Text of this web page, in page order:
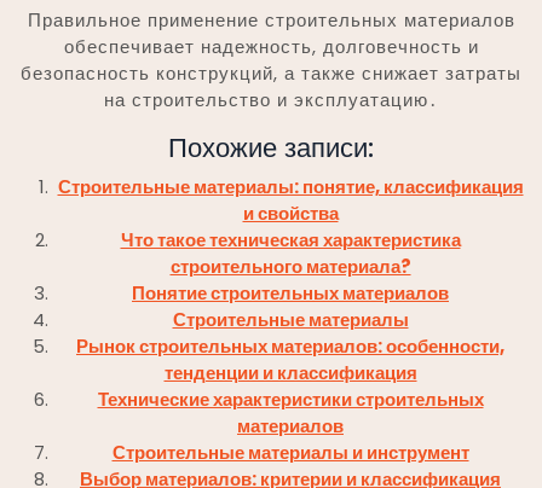
Правильное применение строительных материалов
обеспечивает надежность, долговечность и
безопасность конструкций, а также снижает затраты
на строительство и эксплуатацию․
Похожие записи:
Строительные материалы: понятие, классификация
и свойства
Что такое техническая характеристика
строительного материала?
Понятие строительных материалов
Строительные материалы
Рынок строительных материалов: особенности,
тенденции и классификация
Технические характеристики строительных
материалов
Строительные материалы и инструмент
Выбор материалов: критерии и классификация